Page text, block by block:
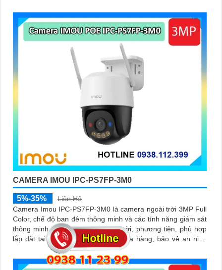
CAMERA IMOU IPC-PS7FP-3M0
5%-35%
Liên Hệ
Camera Imou IPC-PS7FP-3M0 là camera ngoài trời 3MP Full
Color, chế độ ban đêm thông minh và các tính năng giám sát
thông minh như phát hiện con người, phương tiện, phù hợp
lắp đặt tại nhà, văn phòng hoặc cửa hàng, bảo vệ an ninh